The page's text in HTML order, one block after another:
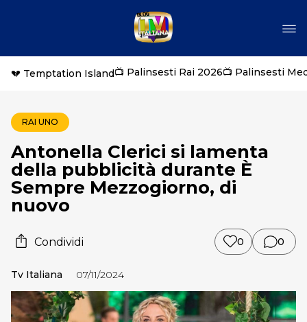
💔 Temptation Island📺 Palinsesti Rai 2026📺 Palinsesti
RAI UNO
Antonella Clerici si lamenta
della pubblicità durante È
Sempre Mezzogiorno, di
nuovo
Condividi 0 0
Tv Italiana 07/11/2024